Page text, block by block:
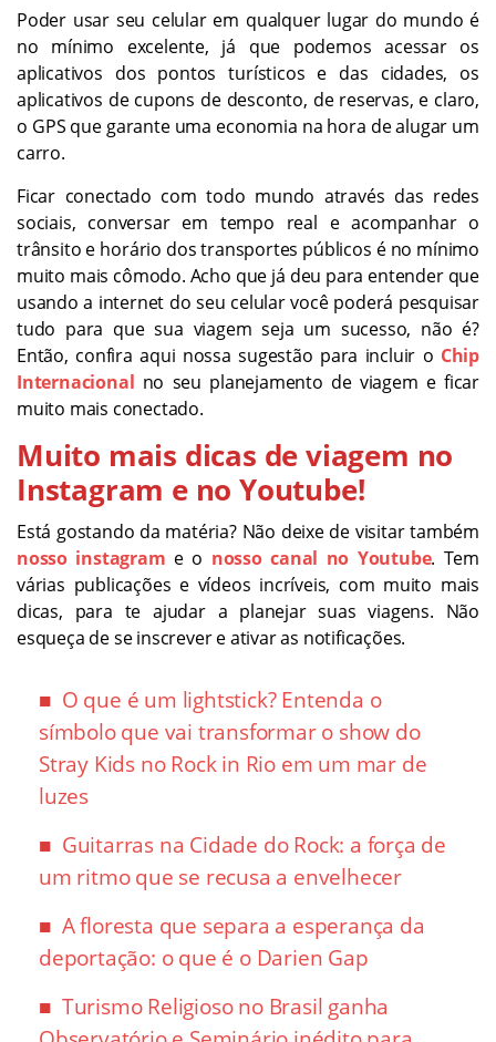
Poder usar seu celular em qualquer lugar do mundo é
no mínimo excelente, já que podemos acessar os
aplicativos dos pontos turísticos e das cidades, os
aplicativos de cupons de desconto, de reservas, e claro,
o GPS que garante uma economia na hora de alugar um
carro.
Ficar conectado com todo mundo através das redes
sociais, conversar em tempo real e acompanhar o
trânsito e horário dos transportes públicos é no mínimo
muito mais cômodo. Acho que já deu para entender que
usando a internet do seu celular você poderá pesquisar
tudo para que sua viagem seja um sucesso, não é?
Então, confira aqui nossa sugestão para incluir o Chip
Internacional no seu planejamento de viagem e ficar
muito mais conectado.
Muito mais dicas de viagem no
Instagram e no Youtube!
Está gostando da matéria? Não deixe de visitar também
nosso instagram e o nosso canal no Youtube. Tem
várias publicações e vídeos incríveis, com muito mais
dicas, para te ajudar a planejar suas viagens. Não
esqueça de se inscrever e ativar as notificações.
O que é um lightstick? Entenda o
símbolo que vai transformar o show do
Stray Kids no Rock in Rio em um mar de
luzes
Guitarras na Cidade do Rock: a força de
um ritmo que se recusa a envelhecer
A floresta que separa a esperança da
deportação: o que é o Darien Gap
Turismo Religioso no Brasil ganha